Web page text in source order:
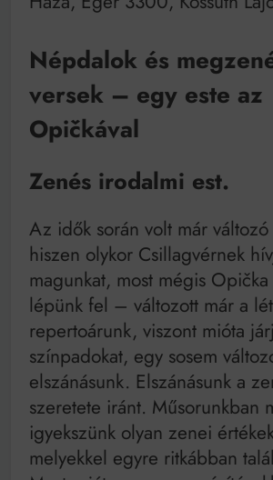
Mindenki a világot akarja uralni – de nem
működik, ha jól van felújítva
Népdalok és
versek – egy este az
Opičkával
Zenés irodalmi est.
Az idők során volt már
hiszen olykor Csillagvérnek
magunkat, most mégis
lépünk fel – változott már a
repertoárunk, viszont mióta
színpadokat, egy sosem
elszánásunk. Elszánásunk a
szeretete iránt. Műsorunkban
igyekszünk olyan zenei
melyekkel egyre ritkábban